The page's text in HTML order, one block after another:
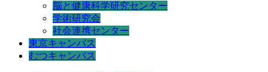
脳と健康科学研究センター
学術研究会
社会連携センター
東京キャンパス
むつキャンパス